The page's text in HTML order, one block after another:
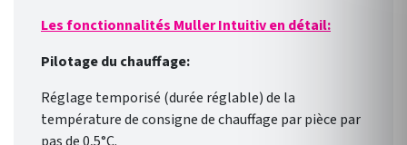
Les fonctionnalités Muller Intuitiv en détail:
Pilotage du chauffage:
Réglage temporisé (durée réglable) de la
température de consigne de chauffage par pièce par